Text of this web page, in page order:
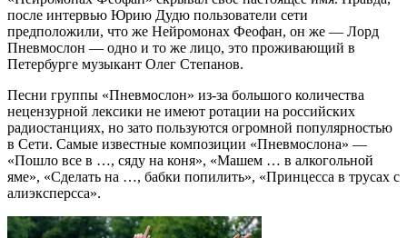
после интервью Юрию Дудю пользователи сети
предположили, что же Нейромонах Феофан, он же — Лорд
Пневмослон — одно и то же лицо, это проживающий в
Петербурге музыкант Олег Степанов.
Песни группы «Пневмослон» из-за большого количества
нецензурной лексики не имеют ротации на российских
радиостанциях, но зато пользуются огромной популярностью
в Сети. Самые известные композиции «Пневмослона» —
«Пошло все в …, сяду на коня», «Машем … в алкогольной
яме», «Сделать на …, бабки попилить», «Принцесса в трусах с
алиэксперсса».